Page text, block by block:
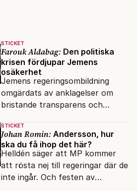
STICKET
Farouk Aldabag: Den politiska
krisen fördjupar Jemens
osäkerhet
Jemens regeringsombildning
omgärdats av anklagelser om
bristande transparens och
internationella biståndsmedel.
STICKET
Johan Romin: Andersson, hur
ska du få ihop det här?
Helldén säger att MP kommer
att rösta nej till regeringar där de
inte ingår. Och festen av